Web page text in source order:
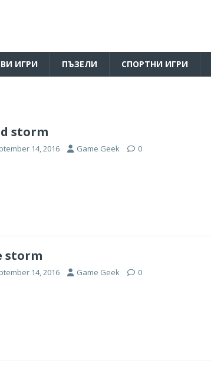
ИГРИ ПЪЗЕЛИ СПОРТНИ ИГРИ
storm
14, 2016 Game Geek 0
storm
14, 2016 Game Geek 0